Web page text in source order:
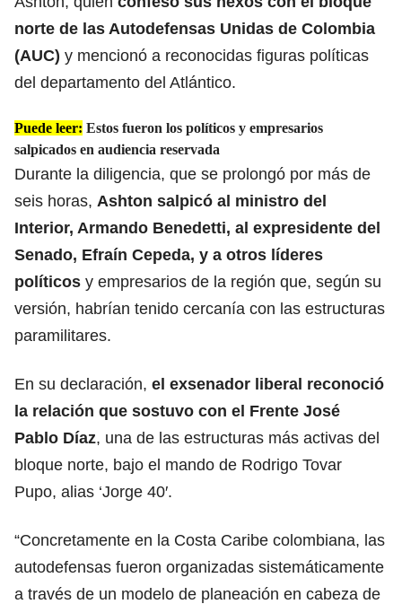
norte de las Autodefensas Unidas de Colombia
(AUC) y mencionó a reconocidas figuras políticas
del departamento del Atlántico.
Puede leer: Estos fueron los políticos y empresarios
salpicados en audiencia reservada
Durante la diligencia, que se prolongó por más de
seis horas, Ashton salpicó al ministro del
Interior, Armando Benedetti, al expresidente del
Senado, Efraín Cepeda, y a otros líderes
políticos y empresarios de la región que, según su
versión, habrían tenido cercanía con las estructuras
paramilitares.
En su declaración, el exsenador liberal reconoció
la relación que sostuvo con el Frente José
Pablo Díaz, una de las estructuras más activas del
bloque norte, bajo el mando de Rodrigo Tovar
Pupo, alias ‘Jorge 40′.
“Concretamente en la Costa Caribe colombiana, las
autodefensas fueron organizadas sistemáticamente
a través de un modelo de planeación en cabeza de